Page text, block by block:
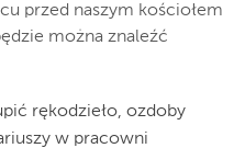
przed naszym kościołem
można znaleźć
rękodzieło, ozdoby
w pracowni